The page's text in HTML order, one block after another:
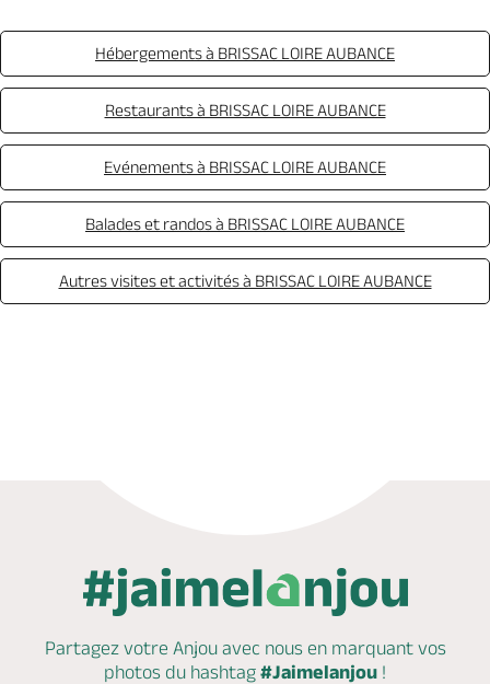
Hébergements à BRISSAC LOIRE AUBANCE
Restaurants à BRISSAC LOIRE AUBANCE
Evénements à BRISSAC LOIRE AUBANCE
Balades et randos à BRISSAC LOIRE AUBANCE
Autres visites et activités à BRISSAC LOIRE AUBANCE
Partagez votre Anjou avec nous en marquantvos
photos du hashtag #Jaimelanjou !